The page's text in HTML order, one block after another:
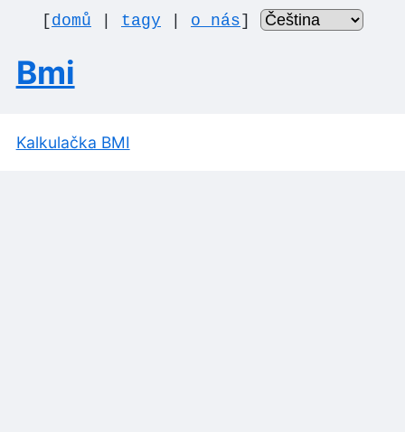
[domů tagy o nás]
Bmi
Kalkulačka BMI